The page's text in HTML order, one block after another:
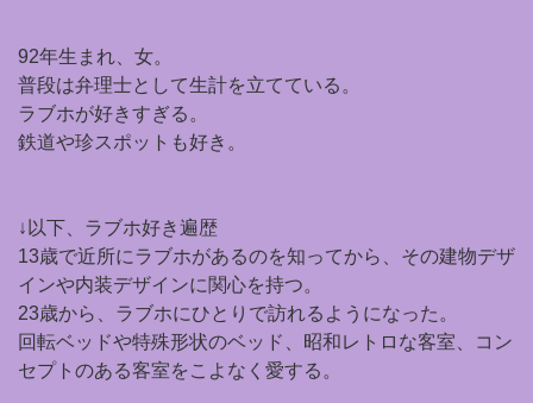
92年生まれ、女。
普段は弁理士として生計を立てている。
ラブホが好きすぎる。
鉄道や珍スポットも好き。
↓以下、ラブホ好き遍歴
13歳で近所にラブホがあるのを知ってから、その建物デザ
インや内装デザインに関心を持つ。
23歳から、ラブホにひとりで訪れるようになった。
回転ベッドや特殊形状のベッド、昭和レトロな客室、コン
セプトのある客室をこよなく愛する。